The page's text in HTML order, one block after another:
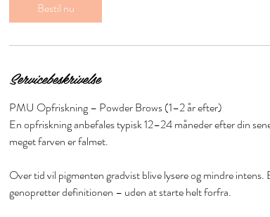
e
Bestil nu
Servicebeskrivelse
PMU Opfriskning – Powder Brows (1–2 år efter)
En opfriskning anbefales typisk 12–24 måneder efter din
meget farven er falmet.
Over tid vil pigmenten gradvist blive lysere og mindre
genopretter definitionen – uden at starte helt forfra.